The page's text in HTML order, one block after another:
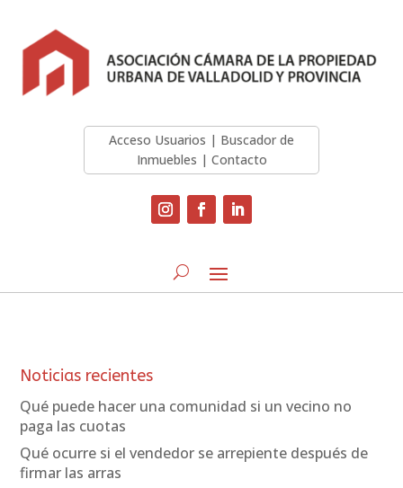
Acceso Usuarios | Buscador de
Inmuebles | Contacto
Noticias recientes
Qué puede hacer una comunidad si un vecino no
paga las cuotas
Qué ocurre si el vendedor se arrepiente después de
firmar las arras